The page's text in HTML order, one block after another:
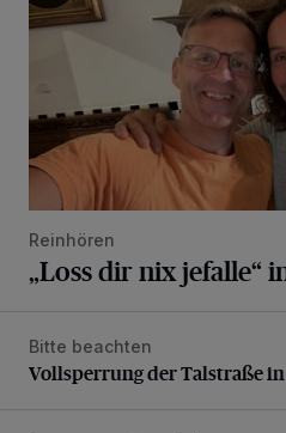
Reinhören
„Loss dir nix jefalle“
Vollsperrung der Talstraße in
Bitte beachten
Vollsperrung der Talstraße